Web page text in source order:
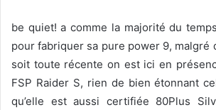
be quiet! a comme la majorité du
pour fabriquer sa pure power 9, malgré
soit toute récente on est ici en
FSP Raider S, rien de bien étonnant
qu’elle est aussi certifiée 80Plus